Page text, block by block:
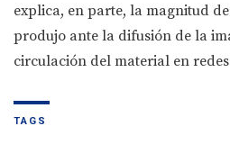
explica, en parte, la magnitud
produjo ante la difusión de la
circulación del material en redes
TAGS